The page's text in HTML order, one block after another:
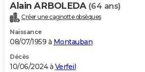
Alain ARBOLEDA (64 ans)
Créer une cagnotte obsèques
Naissance
08/07/1959 à Montauban
Décès
10/06/2024 à Verfeil